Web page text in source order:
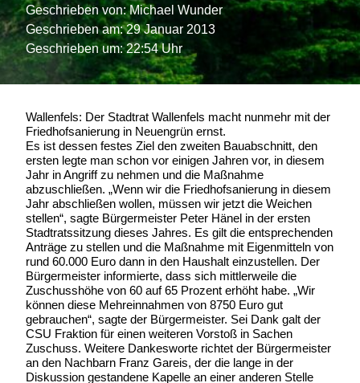
Geschrieben von:Michael Wunder
Geschrieben am: 29 Januar 2013
Geschrieben um: 22:54 Uhr
Wallenfels: Der Stadtrat Wallenfels macht nunmehr mit der
Friedhofsanierung in Neuengrün ernst.
Es ist dessen festes Ziel den zweiten Bauabschnitt, den
ersten legte man schon vor einigen Jahren vor, in diesem
Jahr in Angriff zu nehmen und die Maßnahme
abzuschließen. „Wenn wir die Friedhofsanierung in diesem
Jahr abschließen wollen, müssen wir jetzt die Weichen
stellen“, sagte Bürgermeister Peter Hänel in der ersten
Stadtratssitzung dieses Jahres. Es gilt die entsprechenden
Anträge zu stellen und die Maßnahme mit Eigenmitteln von
rund 60.000 Euro dann in den Haushalt einzustellen. Der
Bürgermeister informierte, dass sich mittlerweile die
Zuschusshöhe von 60 auf 65 Prozent erhöht habe. „Wir
können diese Mehreinnahmen von 8750 Euro gut
gebrauchen“, sagte der Bürgermeister. Sei Dank galt der
CSU Fraktion für einen weiteren Vorstoß in Sachen
Zuschuss. Weitere Dankesworte richtet der Bürgermeister
an den Nachbarn Franz Gareis, der die lange in der
Diskussion gestandene Kapelle an einer anderen Stelle